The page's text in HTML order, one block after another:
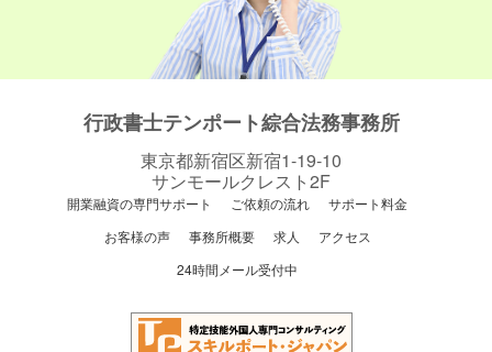
行政書士テンポート綜合法務事務所
東京都新宿区新宿1-19-10
サンモールクレスト2F
開業融資の専門サポート ご依頼の流れ
サポート料金
お客様の声
事務所概要 求人
アクセス
24時間メール受付中